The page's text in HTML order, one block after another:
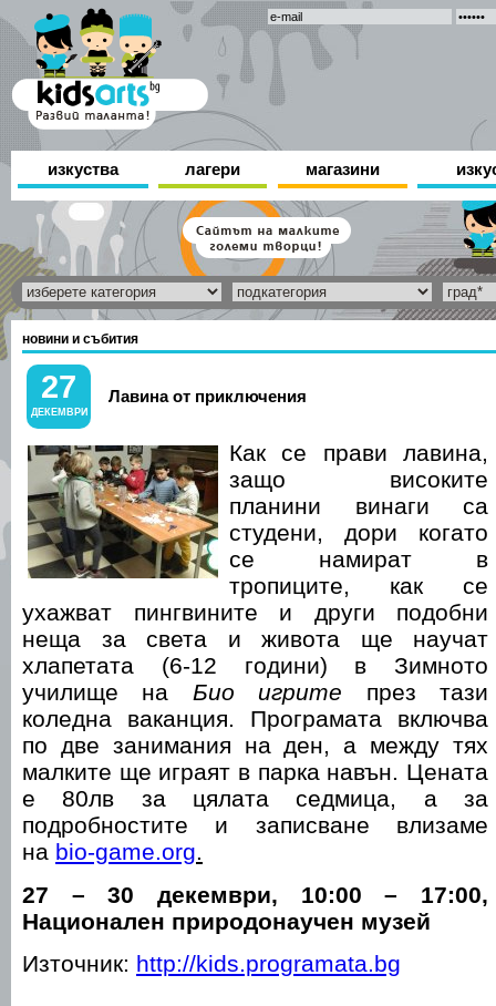
изкуства лагери магазини
новини и събития
27
ДЕКЕМВРИ
Лавина от приключения
Как се прави лавина,
защо високите
планини винаги са
студени, дори когато
се намират в
тропиците, как се
ухажват пингвините и други подобни
неща за света и живота ще научат
хлапетата (6-12 години) в Зимното
училище на Био игрите през тази
коледна ваканция. Програмата включва
по две занимания на ден, а между тях
малките ще играят в парка навън. Цената
е 80лв за цялата седмица, а за
подробностите и записване влизаме
на bio-game.org.
27 – 30 декември, 10:00 – 17:00,
Национален природонаучен музей
Източник: http://kids.programata.bg